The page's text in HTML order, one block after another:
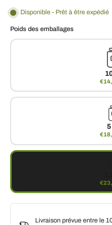
Disponible - Prêt à être expédié
Poids des emballages
Livraison prévue entre le